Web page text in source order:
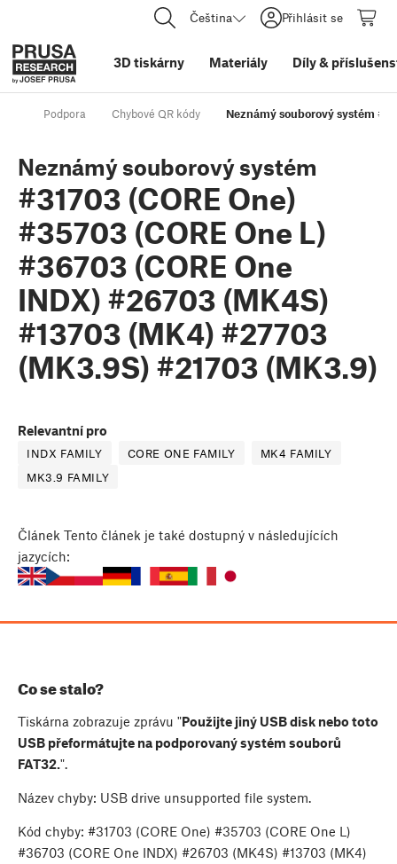
Čeština Přihlásit se
3D tiskárny Materiály Díly&
Podpora Chybové QR kódy Neznámý souborový systém
Neznámý souborový systém
#31703 (CORE One)
#35703 (CORE One L)
#36703 (CORE One
INDX) #26703 (MK4S)
#13703 (MK4) #27703
(MK3.9S) #21703 (MK3.9)
Relevantní pro
INDX FAMILY CORE ONE FAMILY
MK4 FAMILY
MK3.9 FAMILY
Článek Tento článek je také dostupný v následujících
jazycích:
Co se stalo?
Tiskárna zobrazuje zprávu "Použijte jiný USB disk nebo toto
USB přeformátujte na podporovaný systém souborů
FAT32.".
Název chyby: USB drive unsupported file system.
Kód chyby: #31703 (CORE One) #35703 (CORE One L)
#36703 (CORE One INDX) #26703 (MK4S) #13703 (MK4)